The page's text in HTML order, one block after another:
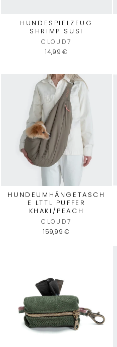
HUNDESPIELZEUG
SHRIMP SUSI
CLOUD7
14,99 €
HUNDEUMHÄNGETASCH
E LTTL PUFFER
KHAKI/PEACH
CLOUD7
159,99 €